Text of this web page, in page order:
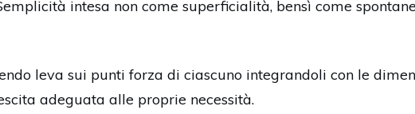
intesa non come superficialità, bensì come
leva sui punti forza di ciascuno integrandoli con le
adeguata alle proprie necessità.